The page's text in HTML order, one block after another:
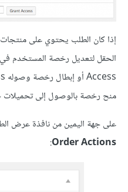
إذا كان الطلب يحتوي على
منح رخصة بالوصول إلى
على جهة اليمين من نافذة عرض
Order Actions
: